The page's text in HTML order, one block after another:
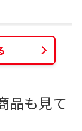
品も見て